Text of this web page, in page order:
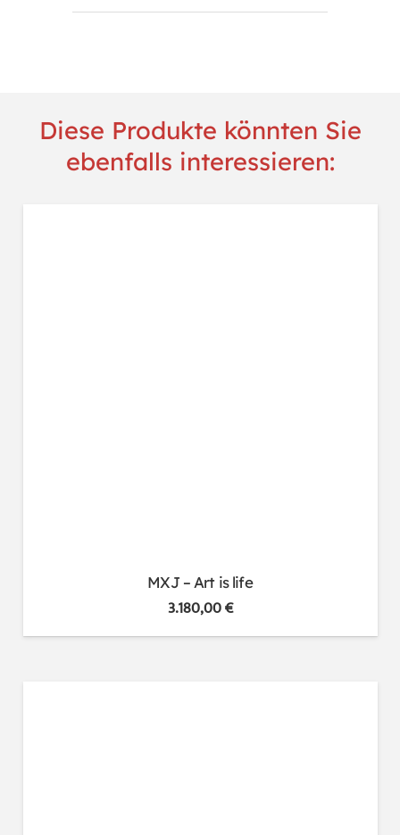
Menge
Diese Produkte könnten Sie
ebenfalls interessieren:
MXJ – Art is life
3.180,00€